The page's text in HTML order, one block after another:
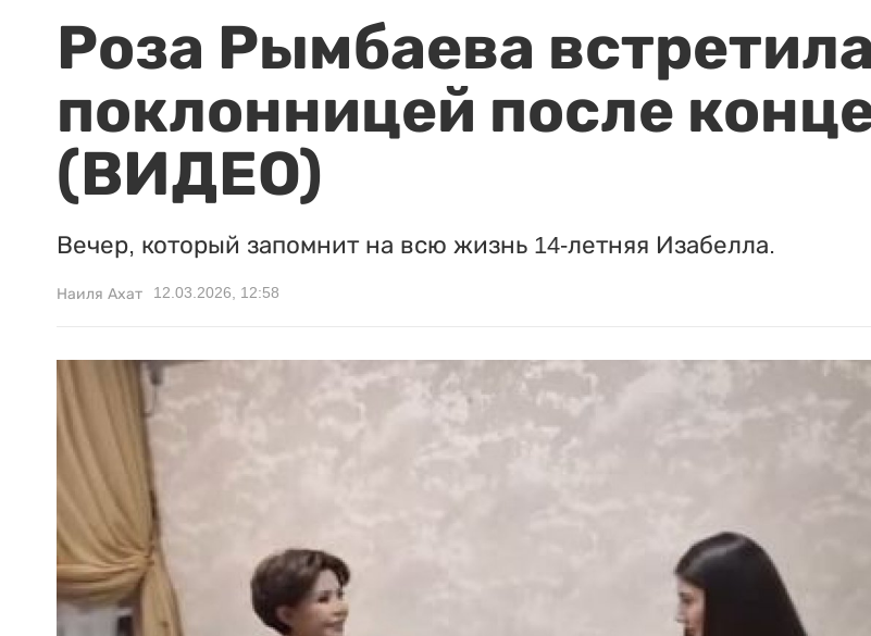
Роза Рымбаева
поклонницей после
(ВИДЕО)
Вечер, который запомнит на всю жизнь 14-летняя Изабелла.
Наиля Ахат 12.03.2026, 12:58